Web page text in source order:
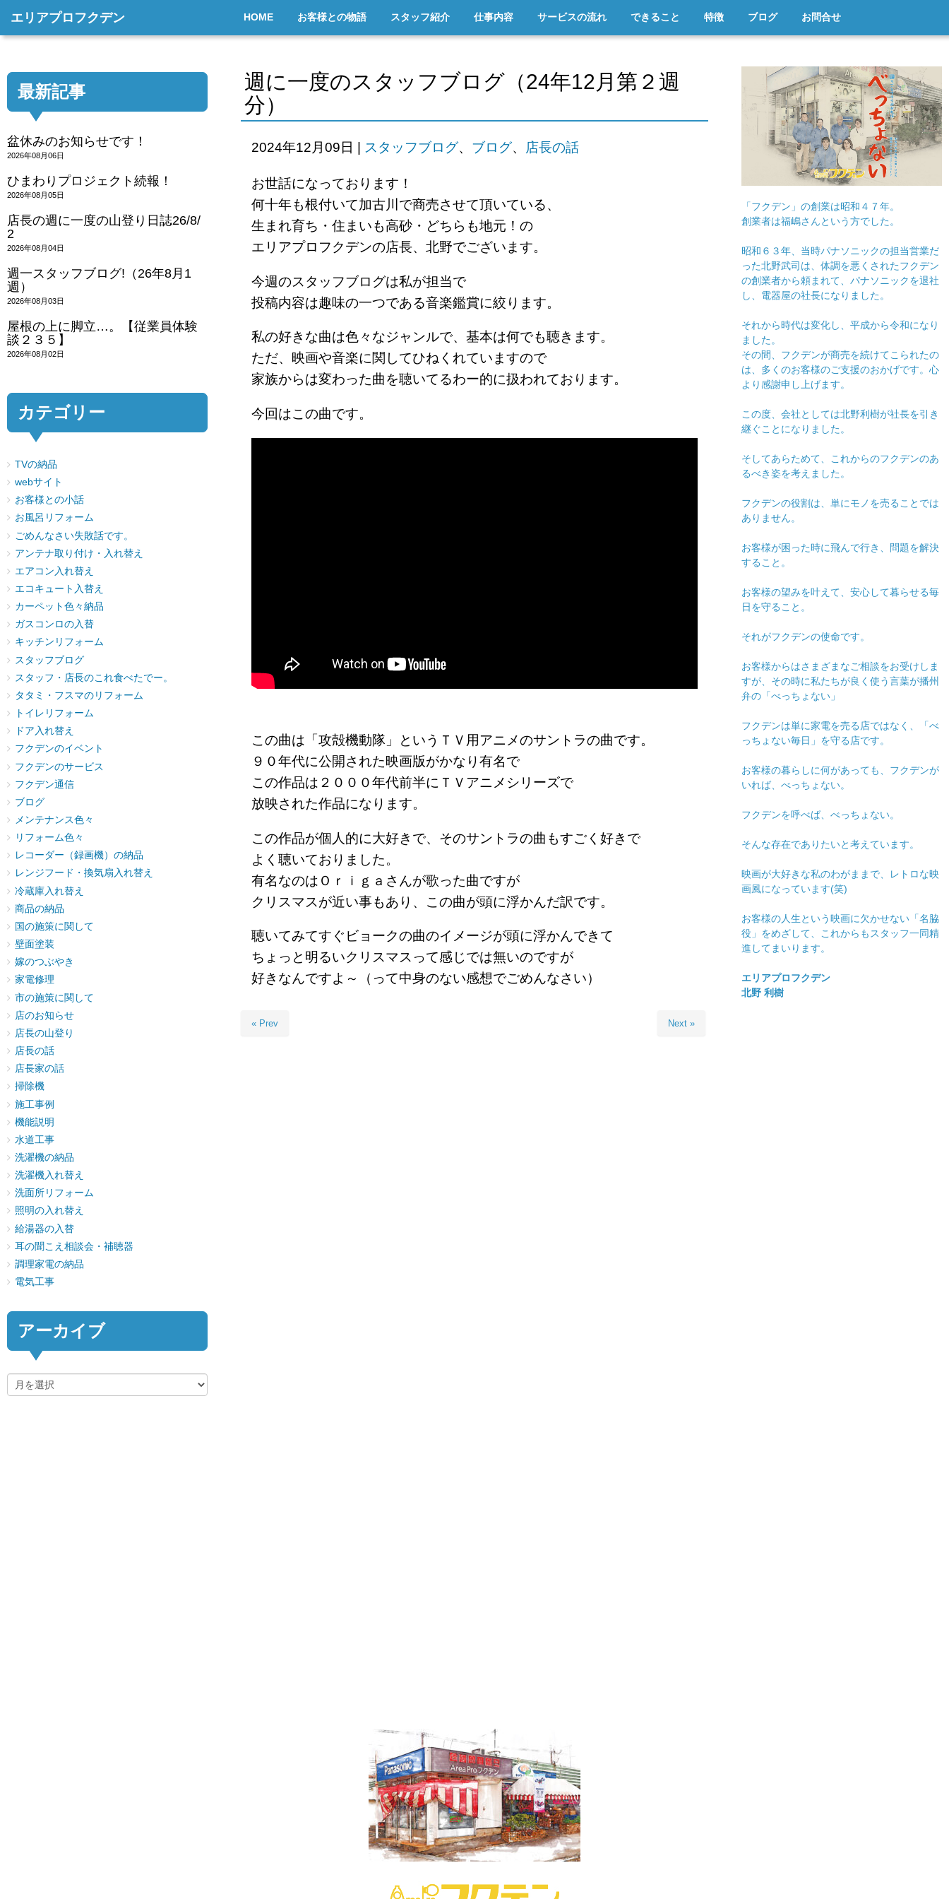
エリアプロフクデン HOME お客様との物語 スタッフ紹介 仕事内容 サービスの流れ できること 特徴 ブログ お問合せ
週に一度のスタッフブログ（24年12月第２週
分）
2024年12月09日 スタッフブログ、 ブログ、 店長の話
お世話になっております！
何十年も根付いて加古川で商売させて頂いている、
生まれ育ち・住まいも高砂・どちらも地元！の
エリアプロフクデンの店長、北野でございます。
今週のスタッフブログは私が担当で
投稿内容は趣味の一つである音楽鑑賞に絞ります。
私の好きな曲は色々なジャンルで、基本は何でも聴きます。
ただ、映画や音楽に関してひねくれていますので
家族からは変わった曲を聴いてるわー的に扱われております。
今回はこの曲です。
この曲は「攻殻機動隊」というＴＶ用アニメのサントラの曲です。
９０年代に公開された映画版がかなり有名で
この作品は２０００年代前半にＴＶアニメシリーズで
放映された作品になります。
この作品が個人的に大好きで、そのサントラの曲もすごく好きで
よく聴いておりました。
有名なのはＯｒｉｇａさんが歌った曲ですが
クリスマスが近い事もあり、この曲が頭に浮かんだ訳です。
聴いてみてすぐビョークの曲のイメージが頭に浮かんできて
ちょっと明るいクリスマスって感じでは無いのですが
好きなんですよ～（って中身のない感想でごめんなさい）
« Prev Next »
最新記事
盆休みのお知らせです！
2026年08月06日
ひまわりプロジェクト続報！
2026年08月05日
店長の週に一度の山登り日誌26/8/
2
2026年08月04日
週一スタッフブログ!（26年8月1
週）
2026年08月03日
屋根の上に脚立…。【従業員体験
談２３５】
2026年08月02日
カテゴリー
TVの納品
webサイト
お客様との小話
お風呂リフォーム
ごめんなさい失敗話です。
アンテナ取り付け・入れ替え
エアコン入れ替え
エコキュート入替え
カーペット色々納品
ガスコンロの入替
キッチンリフォーム
スタッフブログ
スタッフ・店長のこれ食べたでー。
タタミ・フスマのリフォーム
トイレリフォーム
ドア入れ替え
フクデンのイベント
フクデンのサービス
フクデン通信
ブログ
メンテナンス色々
リフォーム色々
レコーダー（録画機）の納品
レンジフード・換気扇入れ替え
冷蔵庫入れ替え
商品の納品
国の施策に関して
壁面塗装
嫁のつぶやき
家電修理
市の施策に関して
店のお知らせ
店長の山登り
店長の話
店長家の話
掃除機
施工事例
機能説明
水道工事
洗濯機の納品
洗濯機入れ替え
洗面所リフォーム
照明の入れ替え
給湯器の入替
耳の聞こえ相談会・補聴器
調理家電の納品
電気工事
アーカイブ
「フクデン」の創業は昭和４７年。
創業者は福嶋さんという方でした。
昭和６３年、当時パナソニックの担当営業だ
った北野武司は、体調を悪くされたフクデン
の創業者から頼まれて、パナソニックを退社
し、電器屋の社長になりました。
それから時代は変化し、平成から令和になり
ました。
その間、フクデンが商売を続けてこられたの
は、多くのお客様のご支援のおかげです。心
より感謝申し上げます。
この度、会社としては北野利樹が社長を引き
継ぐことになりました。
そしてあらためて、これからのフクデンのあ
るべき姿を考えました。
フクデンの役割は、単にモノを売ることでは
ありません。
お客様が困った時に飛んで行き、問題を解決
すること。
お客様の望みを叶えて、安心して暮らせる毎
日を守ること。
それがフクデンの使命です。
お客様からはさまざまなご相談をお受けしま
すが、その時に私たちが良く使う言葉が播州
弁の「べっちょない」
フクデンは単に家電を売る店ではなく、「べ
っちょない毎日」を守る店です。
お客様の暮らしに何があっても、フクデンが
いれば、べっちょない。
フクデンを呼べば、べっちょない。
そんな存在でありたいと考えています。
映画が大好きな私のわがままで、レトロな映
画風になっています(笑)
お客様の人生という映画に欠かせない「名脇
役」をめざして、これからもスタッフ一同精
進してまいります。
エリアプロフクデン
北野 利樹